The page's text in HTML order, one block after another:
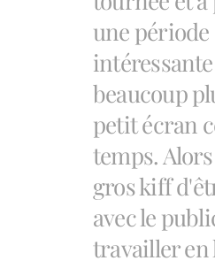
une
beaucoup
petit écran
temps.
gros kiff
avec le
travailler en